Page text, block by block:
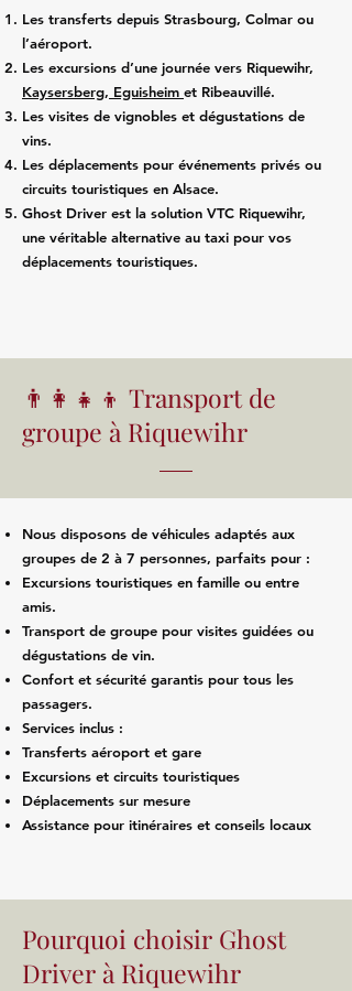
Les transferts depuis Strasbourg, Colmar ou
l’aéroport.
Les excursions d’une journée vers Riquewihr,
Kaysersberg, Eguisheim et Ribeauvillé.
Les visites de vignobles et dégustations de
vins.
Les déplacements pour événements privés ou
circuits touristiques en Alsace.
Ghost Driver est la solution VTC Riquewihr,
une véritable alternative au taxi pour vos
déplacements touristiques.
👨‍👩‍👧‍👦 Transport de
groupe à Riquewihr
Nous disposons de véhicules adaptés aux
groupes de 2 à 7 personnes, parfaits pour :
Excursions touristiques en famille ou entre
amis.
Transport de groupe pour visites guidées ou
dégustations de vin.
Confort et sécurité garantis pour tous les
passagers.
Services inclus :
Transferts aéroport et gare
Excursions et circuits touristiques
Déplacements sur mesure
Assistance pour itinéraires et conseils locaux
Pourquoi choisir Ghost
Driver à Riquewihr